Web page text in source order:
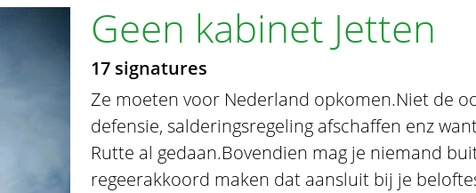
Geen kabinet Jetten
17 signatures
Ze moeten voor Nederland opkomen.Niet de
defensie, salderingsregeling afschaffen enz
Rutte al gedaan.Bovendien mag je niemand
regeerakkoord maken dat aansluit bij je